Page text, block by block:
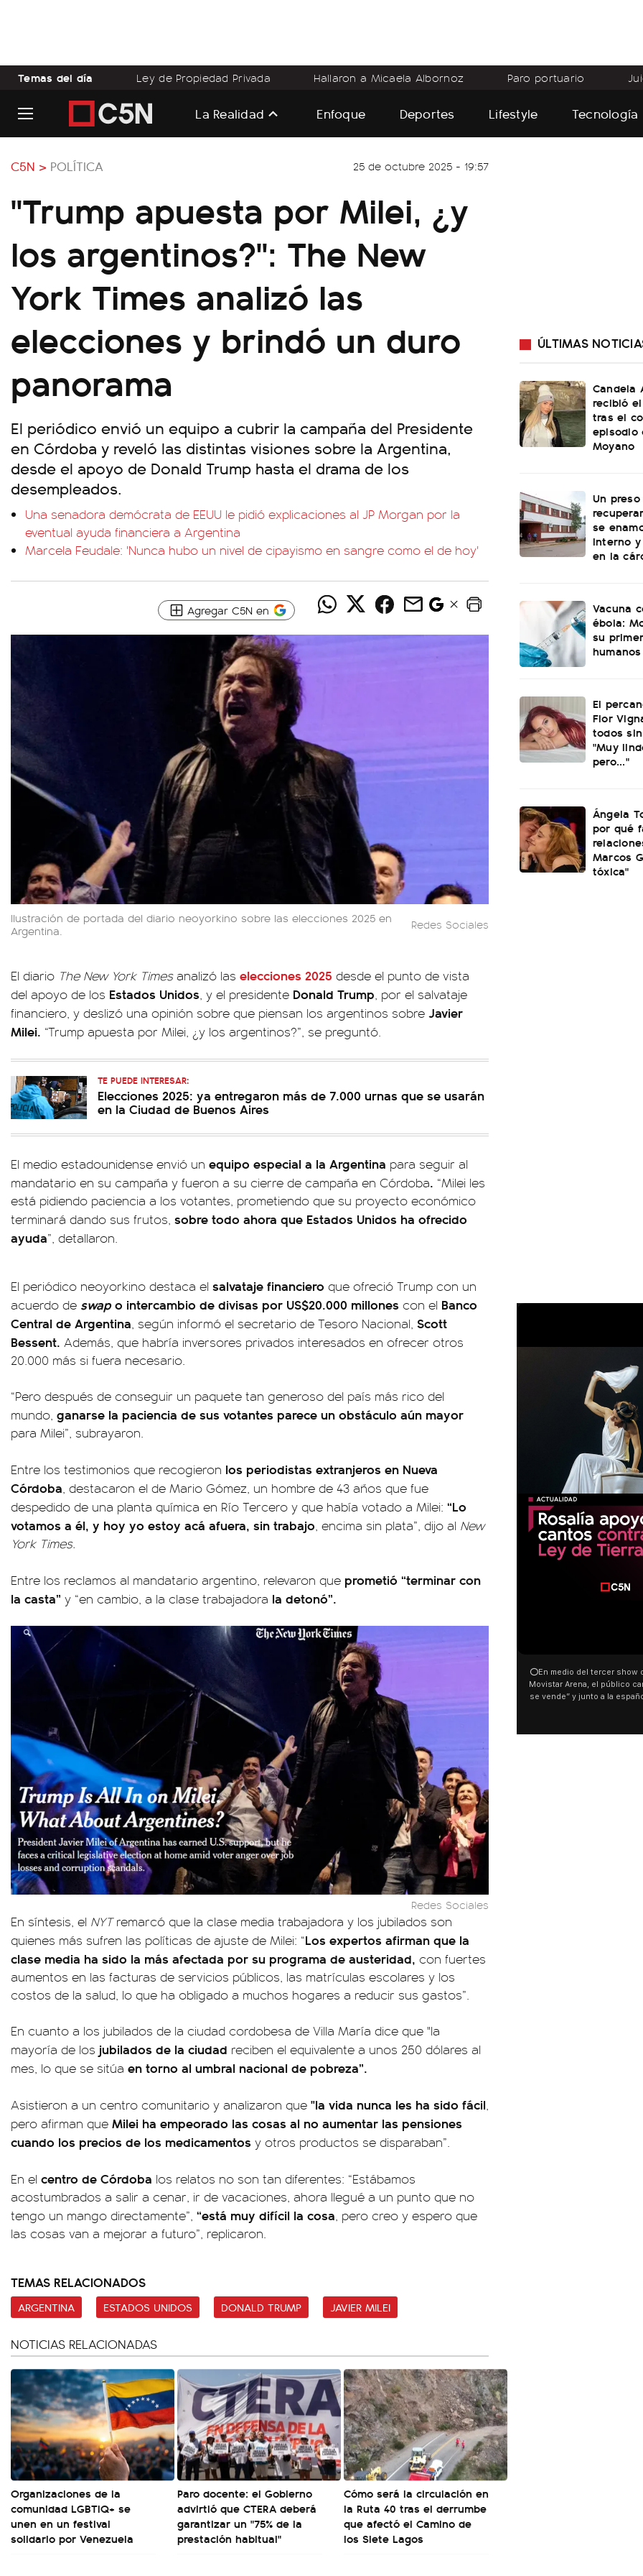
Temas del día Ley de Propiedad Privada Hallaron a Micaela Albornoz Paro portuario
La Realidad Enfoque Deportes Lifestyle Tecnología
C5N > POLÍTICA 25 de octubre 2025 - 19:57
"Trump apuesta por Milei, ¿y
los argentinos?": The New
York Times analizó las
elecciones y brindó un duro
panorama
El periódico envió un equipo a cubrir la campaña del Presidente
en Córdoba y reveló las distintas visiones sobre la Argentina,
desde el apoyo de Donald Trump hasta el drama de los
desempleados.
Una senadora demócrata de EEUU le pidió explicaciones al JP Morgan por la
eventual ayuda financiera a Argentina
Marcela Feudale: 'Nunca hubo un nivel de cipayismo en sangre como el de hoy'
Agregar C5N en
Ilustración de portada del diario neoyorkino sobre las elecciones 2025 en
Argentina.
Redes Sociales
El diario The New York Timesanalizó las elecciones 2025 desde el punto de vista
del apoyo de los Estados Unidos, y el presidente Donald Trump, por el salvataje
financiero, y deslizó una opinión sobre que piensan los argentinos sobre Javier
Milei. “Trump apuesta por Milei, ¿y los argentinos?”, se preguntó.
TE PUEDE INTERESAR:
Elecciones 2025: ya entregaron más de 7.000 urnas que se usarán
en la Ciudad de Buenos Aires
El medio estadounidense envió un equipo especial a la Argentina para seguir al
mandatario en su campaña y fueron a su cierre de campaña en Córdoba. “Milei les
está pidiendo paciencia a los votantes, prometiendo que su proyecto económico
terminará dando sus frutos, sobre todo ahora que Estados Unidos ha ofrecido
ayuda”, detallaron.
El periódico neoyorkino destaca el salvataje financiero que ofreció Trump con un
acuerdo de swapo intercambio de divisas por US$20.000 millones con el Banco
Central de Argentina, según informó el secretario de Tesoro Nacional, Scott
Bessent. Además, que habría inversores privados interesados en ofrecer otros
20.000 más si fuera necesario.
“Pero después de conseguir un paquete tan generoso del país más rico del
mundo, ganarse la paciencia de sus votantes parece un obstáculo aún mayor
para Milei”, subrayaron.
Entre los testimonios que recogieron los periodistas extranjeros en Nueva
Córdoba, destacaron el de Mario Gómez, un hombre de 43 años que fue
despedido de una planta química en Río Tercero y que había votado a Milei: “Lo
votamos a él, y hoy yo estoy acá afuera, sin trabajo, encima sin plata”, dijo al New
York Times.
Entre los reclamos al mandatario argentino, relevaron que prometió “terminar con
la casta” y “en cambio, a la clase trabajadora la detonó”.
Redes Sociales
En síntesis, el NYTremarcó que la clase media trabajadora y los jubilados son
quienes más sufren las políticas de ajuste de Milei: “Los expertos afirman que la
clase media ha sido la más afectada por su programa de austeridad, con fuertes
aumentos en las facturas de servicios públicos, las matrículas escolares y los
costos de la salud, lo que ha obligado a muchos hogares a reducir sus gastos”.
En cuanto a los jubilados de la ciudad cordobesa de Villa María dice que "la
mayoría de los jubilados de la ciudad reciben el equivalente a unos 250 dólares al
mes, lo que se sitúa en torno al umbral nacional de pobreza”.
Asistieron a un centro comunitario y analizaron que "la vida nunca les ha sido fácil,
pero afirman que Milei ha empeorado las cosas al no aumentar las pensiones
cuando los precios de los medicamentos y otros productos se disparaban”.
En el centro de Córdoba los relatos no son tan diferentes: “Estábamos
acostumbrados a salir a cenar, ir de vacaciones, ahora llegué a un punto que no
tengo un mango directamente”, “está muy difícil la cosa, pero creo y espero que
las cosas van a mejorar a futuro”, replicaron.
TEMAS RELACIONADOS
ARGENTINA ESTADOS UNIDOS DONALD TRUMP JAVIER MILEI
NOTICIAS RELACIONADAS
Organizaciones de la
comunidad LGBTIQ+ se
unen en un festival
solidario por Venezuela
Paro docente: el Gobierno
advirtió que CTERA deberá
garantizar un "75% de la
prestación habitual"
Cómo será la circulación en
la Ruta 40 tras el derrumbe
que afectó el Camino de
los Siete Lagos
ÚLTIMAS
Candela
recibió
tras el
episodio
Moyano
Un
se
interno
en la
Vacuna
ébola:
su
humanos
El
Flor
todos
"Muy
pero..."
Ángela
por qué
Marcos
tóxica"
00:00
⭕En medio del tercer show de Rosalia en el
Movistar Arena, el público cantó “la patria no
se vende” y junto a la española. El momento
ocurrió a dos días de la votación de la Ley de
Tierras.
Con una proyección frente
distintas organizaciones y
manifestaron su rechazo al
pudo ver cómo convocaron
este 6 de agosto con una